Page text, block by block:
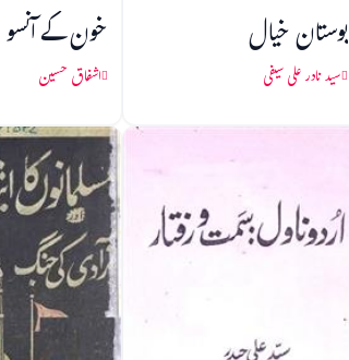
بوستان خیال
سید نادر علی سیفی
خون کے آنسو
اشفاق حسین